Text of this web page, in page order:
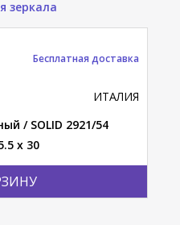
зеркала
ИТАЛИЯ
/ SOLID 2921/54
x 30
Бесплатная доставка